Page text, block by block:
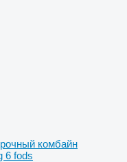
комбайн
6 fods